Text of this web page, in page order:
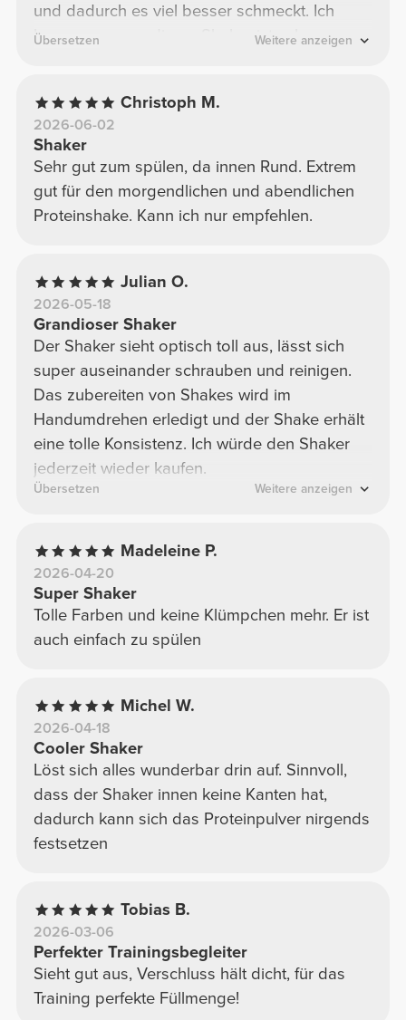
und dadurch es viel besser schmeckt. Ich
kann nur sagen dieser Shaker ist sehr
Übersetzen Weitere anzeigen
Christoph M.
2026-06-02
Shaker
Sehr gut zum spülen, da innen Rund. Extrem
gut für den morgendlichen und abendlichen
Proteinshake. Kann ich nur empfehlen.
Julian O.
2026-05-18
Grandioser Shaker
Der Shaker sieht optisch toll aus, lässt sich
super auseinander schrauben und reinigen.
Das zubereiten von Shakes wird im
Handumdrehen erledigt und der Shake erhält
eine tolle Konsistenz. Ich würde den Shaker
jederzeit wieder kaufen.
Übersetzen Weitere anzeigen
Madeleine P.
2026-04-20
Super Shaker
Tolle Farben und keine Klümpchen mehr. Er ist
auch einfach zu spülen
Michel W.
2026-04-18
Cooler Shaker
Löst sich alles wunderbar drin auf. Sinnvoll,
dass der Shaker innen keine Kanten hat,
dadurch kann sich das Proteinpulver nirgends
festsetzen
Tobias B.
2026-03-06
Perfekter Trainingsbegleiter
Sieht gut aus, Verschluss hält dicht, für das
Training perfekte Füllmenge!